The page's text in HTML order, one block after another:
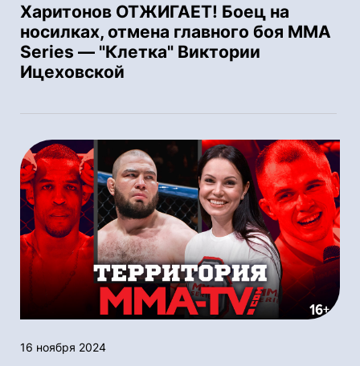
Харитонов ОТЖИГАЕТ! Боец на
носилках, отмена главного боя MMA
Series — "Клетка" Виктории
Ицеховской
16 ноября 2024